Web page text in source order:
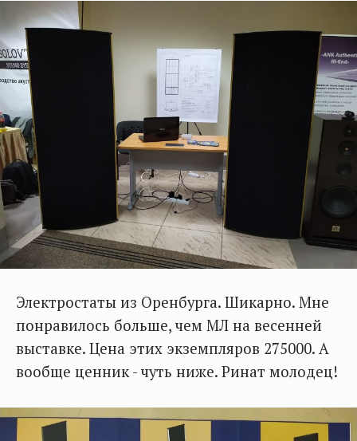
Электростаты из Оренбурга. Шикарно. Мне
понравилось больше, чем МЛ на весенней
выставке. Цена этих экземпляров 275000. А
вообще ценник - чуть ниже. Ринат молодец!